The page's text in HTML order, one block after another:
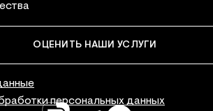
ОЦЕНИТЬ НАШИ УСЛУГИ
персональных данных